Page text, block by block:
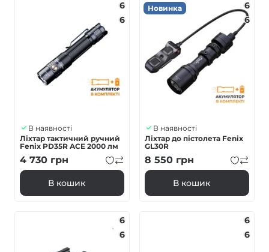
6
6
В наявності
Ліхтар тактичний ручний
Fenix PD35R ACE 2000 лм
4 730 грн
В кошик
Новинка
6
6
В наявності
Ліхтар до пістолета Fenix
GL30R
8 550 грн
В кошик
6
6
6
6